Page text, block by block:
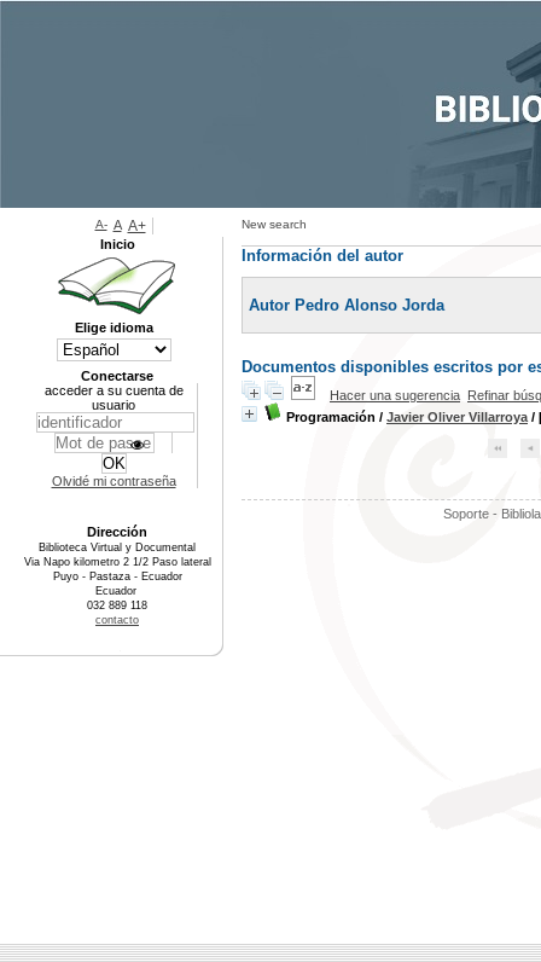
New search
Información del autor
Autor Pedro Alonso Jorda
Documentos disponibles escritos por
Hacer una sugerencia Refinar
Programación / Javier Oliver Villarroya /
Soporte -
A- A A+
Inicio
Elige idioma
Conectarse
acceder a su cuenta de
usuario
Olvidé mi contraseña
Dirección
Biblioteca Virtual y Documental
Via Napo kilometro 2 1/2 Paso lateral
Puyo - Pastaza - Ecuador
Ecuador
032 889 118
contacto